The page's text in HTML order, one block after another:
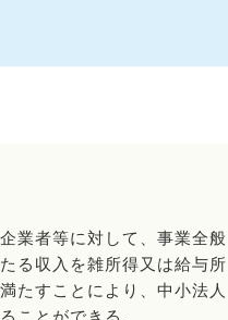
業者等に対して、事業全般
る収入を雑所得又は給与所
たすことにより、中小法人